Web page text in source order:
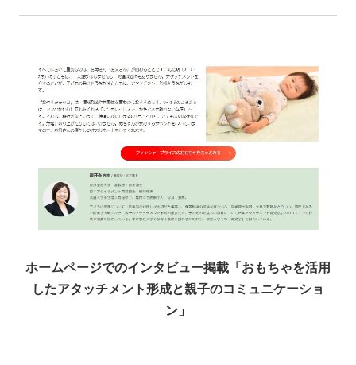
ホームページでのインタビュー掲載「おもちゃを活用
したアタッチメント形成と親子のコミュニケーショ
ン」